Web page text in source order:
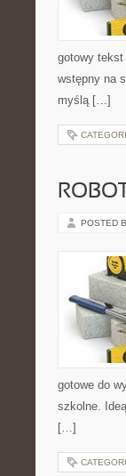
gotowy
wstępny na
myślą […]
POSTED
gotowe do
szkolne.
[…]